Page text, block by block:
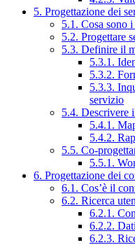
5. Progettazione dei
5.1. Cosa sono
5.2. Progettare
5.3. Definire il
5.3.1.
5.3.2.
5.3.3.
servizio
5.4. Descrivere
5.4.1.
5.4.2.
5.5. Co-
5.5.1.
6. Progettazione dei
6.1. Cos’è il
6.2. Ricerca
6.2.1.
6.2.2.
6.2.3.